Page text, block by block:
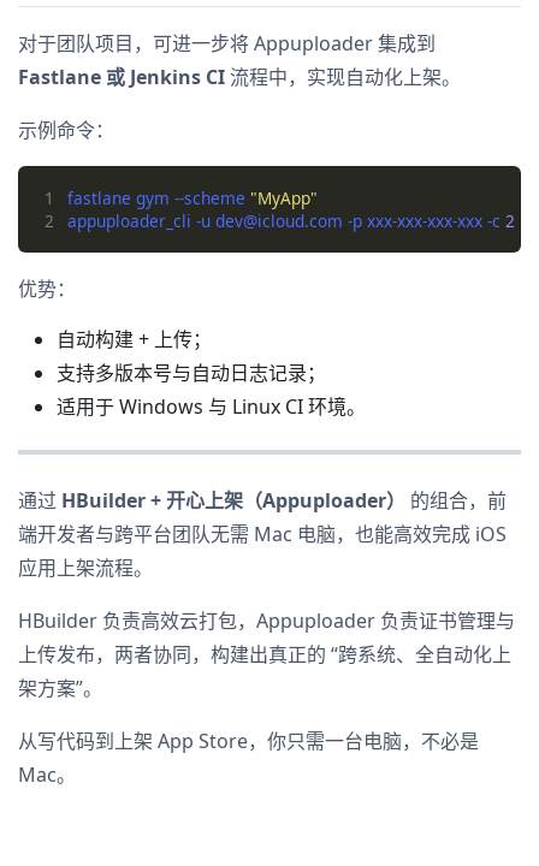
对于团队项目，可进一步将 Appuploader 集成到
Fastlane 或 Jenkins CI流程中，实现自动化上架。
示例命令：
1 fastlane gym --scheme "MyApp"
2
appuploader_cli -u dev@icloud.com -p xxx-xxx-xxx-xxx -c 2
优势：
自动构建 + 上传；
支持多版本号与自动日志记录；
适用于 Windows 与 Linux CI 环境。
通过 HBuilder + 开心上架（Appuploader）
的组合，前
端开发者与跨平台团队无需 Mac 电脑，也能高效完成 iOS
应用上架流程。
HBuilder 负责高效云打包，Appuploader 负责证书管理与
上传发布，两者协同，构建出真正的 “跨系统、全自动化上
架方案”。
从写代码到上架 App Store，你只需一台电脑，不必是
Mac。